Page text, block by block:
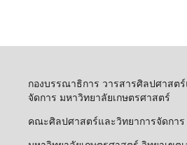
กองบรรณาธิการ วารสารศิลปศาสต
จัดการ มหาวิทยาลัยเกษตรศาสตร์
คณะศิลปศาสตร์และวิทยาการจัดการ